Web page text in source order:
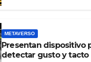
METAVERSO
Presentan dispositivo
detectar gusto y tacto